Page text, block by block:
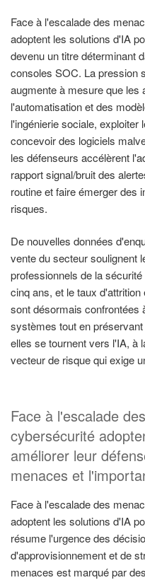
Face à l'escalade des
adoptent les solutions d'IA
devenu un titre déterminant
consoles SOC. La pression
augmente à mesure que les
l'automatisation et des
l'ingénierie sociale,
concevoir des logiciels
les défenseurs accélèrent
rapport signal/bruit des
routine et faire émerger des
risques.
De nouvelles données
vente du secteur soulignent
professionnels de la
cinq ans, et le taux
sont désormais confrontées
systèmes tout en
elles se tournent vers l'IA, à
vecteur de risque qui exige
Face à l'escalade
cybersécurité
améliorer leur
menaces et
Face à l'escalade des
adoptent les solutions d'IA
résume l'urgence des
d'approvisionnement et de
menaces est marqué par